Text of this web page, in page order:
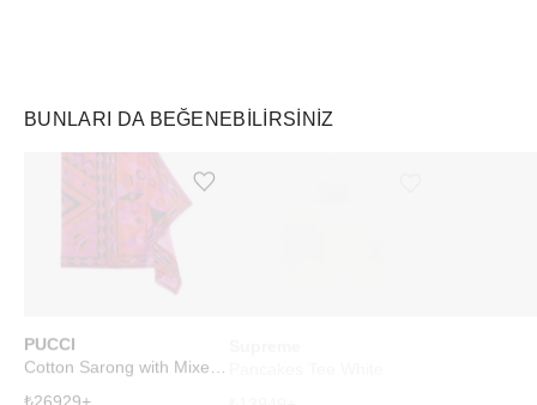
BUNLARI DA BEĞENEBILIRSINIZ
PUCCI
₺26929 +
Ürünü istek listesine ekle veya listeden çıkar